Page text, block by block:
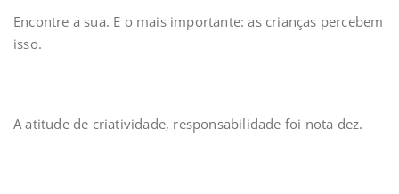
Encontre a sua. E o mais importante: as crianças percebem
isso.
A atitude de criatividade, responsabilidade foi nota dez.